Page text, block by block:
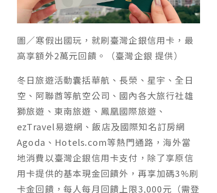
圖／寒假出國玩，就刷臺灣企銀信用卡，最
高享額外2萬元回饋。（臺灣企銀 提供）
冬日旅遊活動囊括華航、長榮、星宇、全日
空、阿聯酋等航空公司、國內各大旅行社雄
獅旅遊、東南旅遊、鳳凰國際旅遊、
ezTravel易遊網、飯店及國際知名訂房網
Agoda、Hotels.com等熱門通路，海外當
地消費以臺灣企銀信用卡支付，除了享原信
用卡提供的基本現金回饋外，再享加碼3%刷
卡金回饋，每人每月回饋上限3,000元（需登